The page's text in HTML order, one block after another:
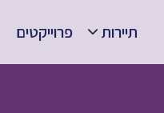
תיירות פרוייקטים